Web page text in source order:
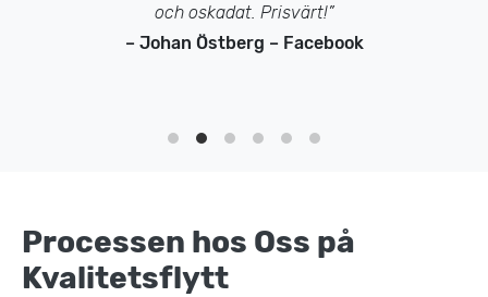
och oskadat. Prisvärt!”
– Johan Östberg – Facebook
Processen hos Oss på
Kvalitetsflytt